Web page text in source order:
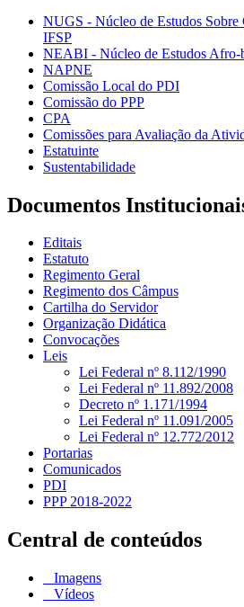
NUGS - Núcleo de Estudos Sobre
IFSP
NEABI - Núcleo de Estudos Afro-
NAPNE
Comissão Local do PDI
Comissão do PPP
CPA
Comissões para Avaliação da
Estatuinte
Sustentabilidade
Documentos
Editais
Estatuto
Regimento Geral
Regimento dos Câmpus
Cartilha do Servidor
Organização Didática
Convocações
Leis
Lei Federal nº 8.112/1990
Lei Federal nº 11.892/2008
Decreto nº 1.171/1994
Lei Federal nº 11.091/2005
Lei Federal nº 12.772/2012
Portarias
Comunicados
PDI
PPP 2018-2022
Central de conteúdos
Imagens
Vídeos